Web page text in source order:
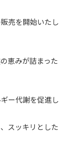
売を開始いたし
恵みが詰まった
ー代謝を促進し
スッキリとした